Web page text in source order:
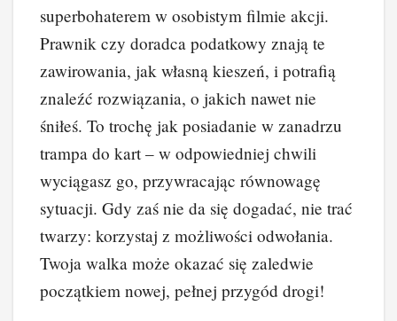
superbohaterem w osobistym filmie akcji.
Prawnik czy doradca podatkowy znają te
zawirowania, jak własną kieszeń, i potrafią
znaleźć rozwiązania, o jakich nawet nie
śniłeś. To trochę jak posiadanie w zanadrzu
trampa do kart – w odpowiedniej chwili
wyciągasz go, przywracając równowagę
sytuacji. Gdy zaś nie da się dogadać, nie trać
twarzy: korzystaj z możliwości odwołania.
Twoja walka może okazać się zaledwie
początkiem nowej, pełnej przygód drogi!